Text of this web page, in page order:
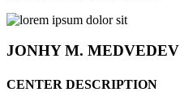
JONHYM. MEDVEDEV
CENTER DESCRIPTION